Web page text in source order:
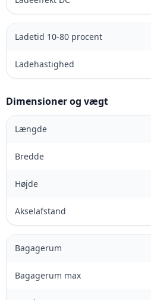
Ladetid 10-80 procent
Ladehastighed
Dimensioner og vægt
Længde
Bredde
Højde
Akselafstand
Bagagerum
Bagagerum max